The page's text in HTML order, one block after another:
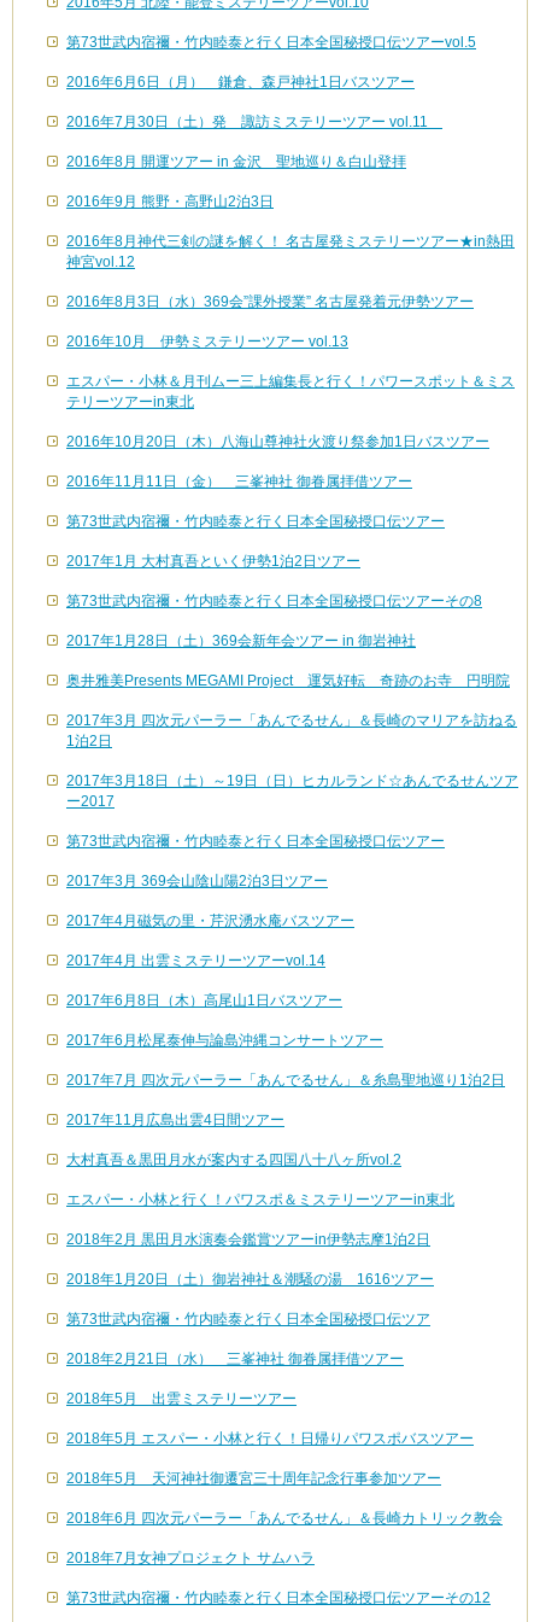
第73世武内宿禰・竹内睦泰と行く日本全国秘授口伝ツアーvol.5
2016年6月6日（月） 鎌倉、森戸神社1日バスツアー
2016年7月30日（土）発 諏訪ミステリーツアー vol.11
2016年8月 開運ツアー in 金沢 聖地巡り＆白山登拝
2016年9月 熊野・高野山2泊3日
2016年8月神代三剣の謎を解く！ 名古屋発ミステリーツアー★in熱田
神宮vol.12
2016年8月3日（水）369会”課外授業” 名古屋発着元伊勢ツアー
2016年10月 伊勢ミステリーツアー vol.13
エスパー・小林＆月刊ムー三上編集長と行く！パワースポット＆ミス
テリーツアーin東北
2016年10月20日（木）八海山尊神社火渡り祭参加1日バスツアー
2016年11月11日（金） 三峯神社 御眷属拝借ツアー
第73世武内宿禰・竹内睦泰と行く日本全国秘授口伝ツアー
2017年1月 大村真吾といく伊勢1泊2日ツアー
第73世武内宿禰・竹内睦泰と行く日本全国秘授口伝ツアーその8
2017年1月28日（土）369会新年会ツアー in 御岩神社
奥井雅美Presents MEGAMI Project 運気好転 奇跡のお寺 円明院
2017年3月 四次元パーラー「あんでるせん」＆長崎のマリアを訪ねる
1泊2日
2017年3月18日（土）～19日（日）ヒカルランド☆あんでるせんツア
ー2017
第73世武内宿禰・竹内睦泰と行く日本全国秘授口伝ツアー
2017年3月 369会山陰山陽2泊3日ツアー
2017年4月磁気の里・芹沢湧水庵バスツアー
2017年4月 出雲ミステリーツアーvol.14
2017年6月8日（木）高尾山1日バスツアー
2017年6月松尾泰伸与論島沖縄コンサートツアー
2017年7月 四次元パーラー「あんでるせん」＆糸島聖地巡り1泊2日
2017年11月広島出雲4日間ツアー
大村真吾＆黒田月水が案内する四国八十八ヶ所vol.2
エスパー・小林と行く！パワスポ＆ミステリーツアーin東北
2018年2月 黒田月水演奏会鑑賞ツアーin伊勢志摩1泊2日
2018年1月20日（土）御岩神社＆潮騒の湯 1616ツアー
第73世武内宿禰・竹内睦泰と行く日本全国秘授口伝ツア
2018年2月21日（水） 三峯神社 御眷属拝借ツアー
2018年5月 出雲ミステリーツアー
2018年5月 エスパー・小林と行く！日帰りパワスポバスツアー
2018年5月 天河神社御遷宮三十周年記念行事参加ツアー
2018年6月 四次元パーラー「あんでるせん」＆長崎カトリック教会
2018年7月女神プロジェクト サムハラ
第73世武内宿禰・竹内睦泰と行く日本全国秘授口伝ツアーその12